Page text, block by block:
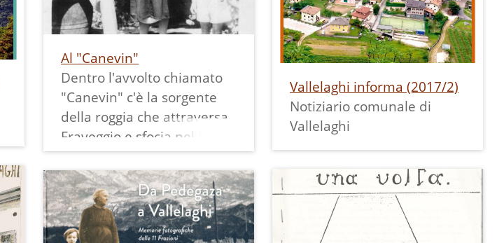
scelgono tra le quattro
proposte espresse nel
progetto quella più
consona alla classe, così
come le tematiche di
maggiore interesse.
In base alle scelte fatte,
vengono quindi concordati i
due successivi incontri
guidati da collaboratori di
Ecomuseo.
realizzare la condotta
forzata sotterranea che dal
Lago di Molveno arriva a
Santa Massenza.
Insieme ai familiari sono
qui in visita all'entrata di
questa galleria: la finestra
Al "Canevin"
Dentro l'avvolto chiamato
"Canevin" c'è la sorgente
della roggia che attraversa
Fraveggio e sfocia nel Lago
di Santa Massenza. Fino
alla realizzazione
dell'acquedotto, nel 1954,
era lì che la gente di Lon
andava a prendere l'acqua.
Vallelaghi informa (2017/2)
Notiziario comunale di
Vallelaghi